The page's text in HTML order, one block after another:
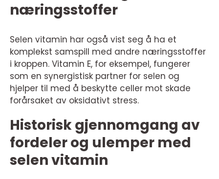
næringsstoffer
Selen vitamin har også vist seg å ha et
komplekst samspill med andre næringsstoffer
i kroppen. Vitamin E, for eksempel, fungerer
som en synergistisk partner for selen og
hjelper til med å beskytte celler mot skade
forårsaket av oksidativt stress.
Historisk gjennomgang av
fordeler og ulemper med
selen vitamin